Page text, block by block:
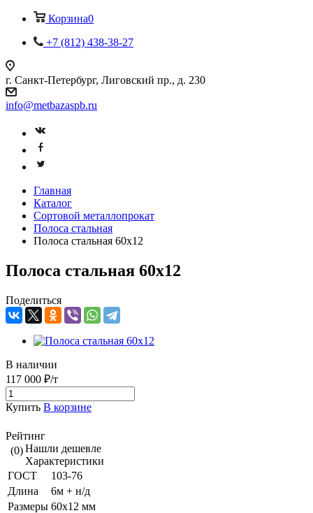
Корзина0
+7 (812) 438-38-27
г. Санкт-Петербург, Лиговский пр., д. 230
info@metbazaspb.ru
Главная
Каталог
Сортовой металлопрокат
Полоса стальная
Полоса стальная 60х12
Полоса стальная 60х12
Поделиться
В наличии
117 000 ₽/т
Купить В корзине
Рейтинг
(0)Нашли дешевле
Характеристики
ГОСТ
103-76
Длина
6м + н/д
Размеры 60х12 мм